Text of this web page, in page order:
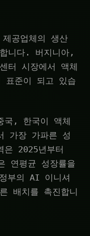
공업체의 생산
니다. 버지니아,
터 시장에서 액체
표준이 되고 있습
국, 한국이 액체
가장 가파른 성
2025년부터
연평균 성장률을
부의 AI 이니셔
배치를 촉진합니